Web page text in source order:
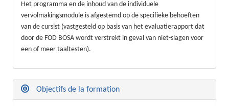
Het programma en de inhoud van de individuele
vervolmakingsmodule is afgestemd op de specifieke behoeften
van de cursist (vastgesteld op basis van het evaluatierapport dat
door de FOD BOSA wordt verstrekt in geval van niet-slagen voor
een of meer taaltesten).
Objectifs de la formation